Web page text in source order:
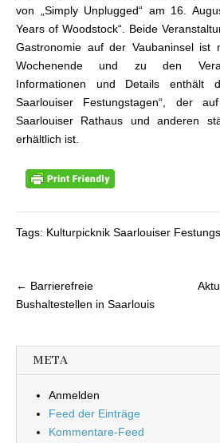
von „Simply Unplugged“ am 16.
Years of Woodstock“. Beide
Gastronomie auf der Vaubaninsel ist
Wochenende und zu den
Informationen und Details
Saarlouiser Festungstagen“, der
Saarlouiser Rathaus und anderen
erhältlich ist.
Tags: Kulturpicknik Saarlouiser
Beitragsnavigation
← Barrierefreie
Bushaltestellen in Saarlouis
META
Anmelden
Feed der Einträge
Kommentare-Feed